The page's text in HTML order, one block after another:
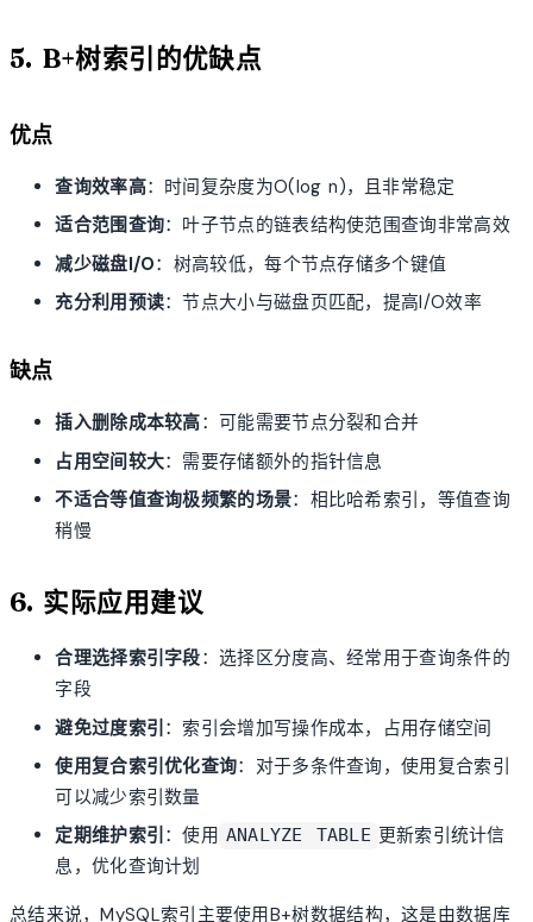
5. B+树索引的优缺点
优点
查询效率高：时间复杂度为O(log n)，且非常稳定
适合范围查询：叶子节点的链表结构使范围查询非常高效
减少磁盘I/O：树高较低，每个节点存储多个键值
充分利用预读：节点大小与磁盘页匹配，提高I/O效率
缺点
插入删除成本较高：可能需要节点分裂和合并
占用空间较大：需要存储额外的指针信息
不适合等值查询极频繁的场景：相比哈希索引，等值查询
稍慢
6. 实际应用建议
合理选择索引字段：选择区分度高、经常用于查询条件的
字段
避免过度索引 ：索引会增加写操作成本，占用存储空间
使用复合索引优化查询：对于多条件查询，使用复合索引
可以减少索引数量
定期维护索引 ：使用 ANALYZE TABLE 更新索引统计信
息，优化查询计划
总结来说，MySQL索引主要使用B+树数据结构，这是由数据库